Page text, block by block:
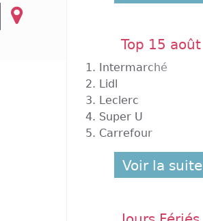
Top 15 août
1. Intermarché
2. Lidl
3. Leclerc
4. Super U
5. Carrefour
Voir la suite